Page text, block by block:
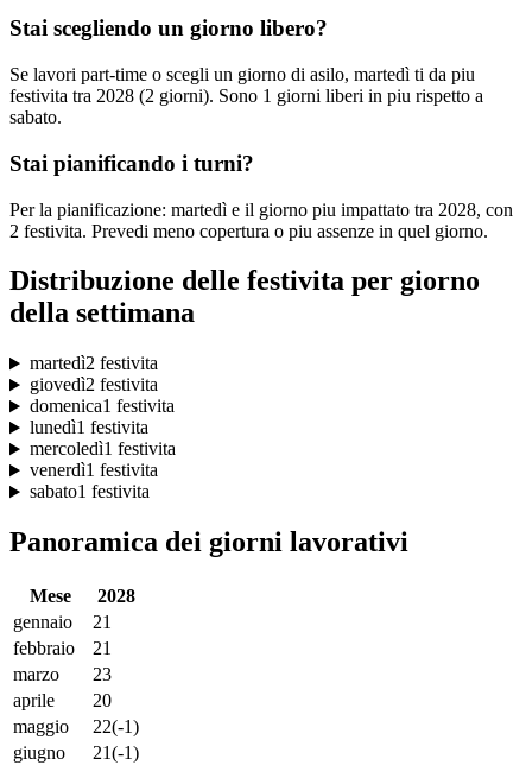
Stai scegliendo un giorno libero?
Se lavori part-time o scegli un giorno di asilo, martedì ti da piu
festivita tra 2028 (2 giorni). Sono 1 giorni liberi in piu rispetto a
sabato.
Stai pianificando i turni?
Per la pianificazione: martedì e il giorno piu impattato tra 2028, con
2 festivita. Prevedi meno copertura o piu assenze in quel giorno.
Distribuzione delle festivita per giorno
della settimana
martedì2 festivita
giovedì2 festivita
domenica1 festivita
lunedì1 festivita
mercoledì1 festivita
venerdì1 festivita
sabato1 festivita
Panoramica dei giorni lavorativi
Mese
2028
gennaio
21
febbraio
21
marzo
23
aprile
20
maggio
22(-1)
giugno
21(-1)